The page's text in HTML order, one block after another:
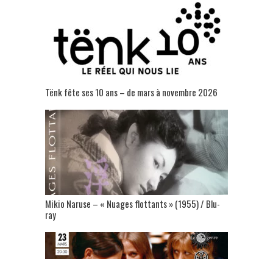
Tënk fête ses 10 ans – de mars à novembre 2026
Mikio Naruse – « Nuages flottants » (1955) / Blu-
ray